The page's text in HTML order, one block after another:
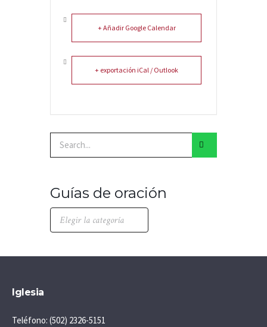
+ Añadir Google Calendar
+ exportación iCal / Outlook
Guías de oración
Iglesia
Teléfono: (502) 2326-5151